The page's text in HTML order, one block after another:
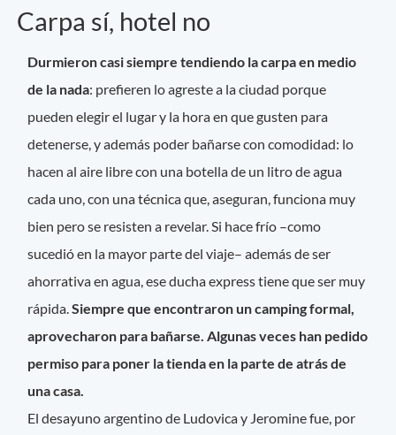
Carpa sí, hotel no
Durmieron casi siempre tendiendo la carpa en medio
de la nada: prefieren lo agreste a la ciudad porque
pueden elegir el lugar y la hora en que gusten para
detenerse, y además poder bañarse con comodidad: lo
hacen al aire libre con una botella de un litro de agua
cada uno, con una técnica que, aseguran, funciona muy
bien pero se resisten a revelar. Si hace frío –como
sucedió en la mayor parte del viaje– además de ser
ahorrativa en agua, ese ducha express tiene que ser muy
rápida. Siempre que encontraron un camping formal,
aprovecharon para bañarse. Algunas veces han pedido
permiso para poner la tienda en la parte de atrás de
una casa.
El desayuno argentino de Ludovica y Jeromine fue, por